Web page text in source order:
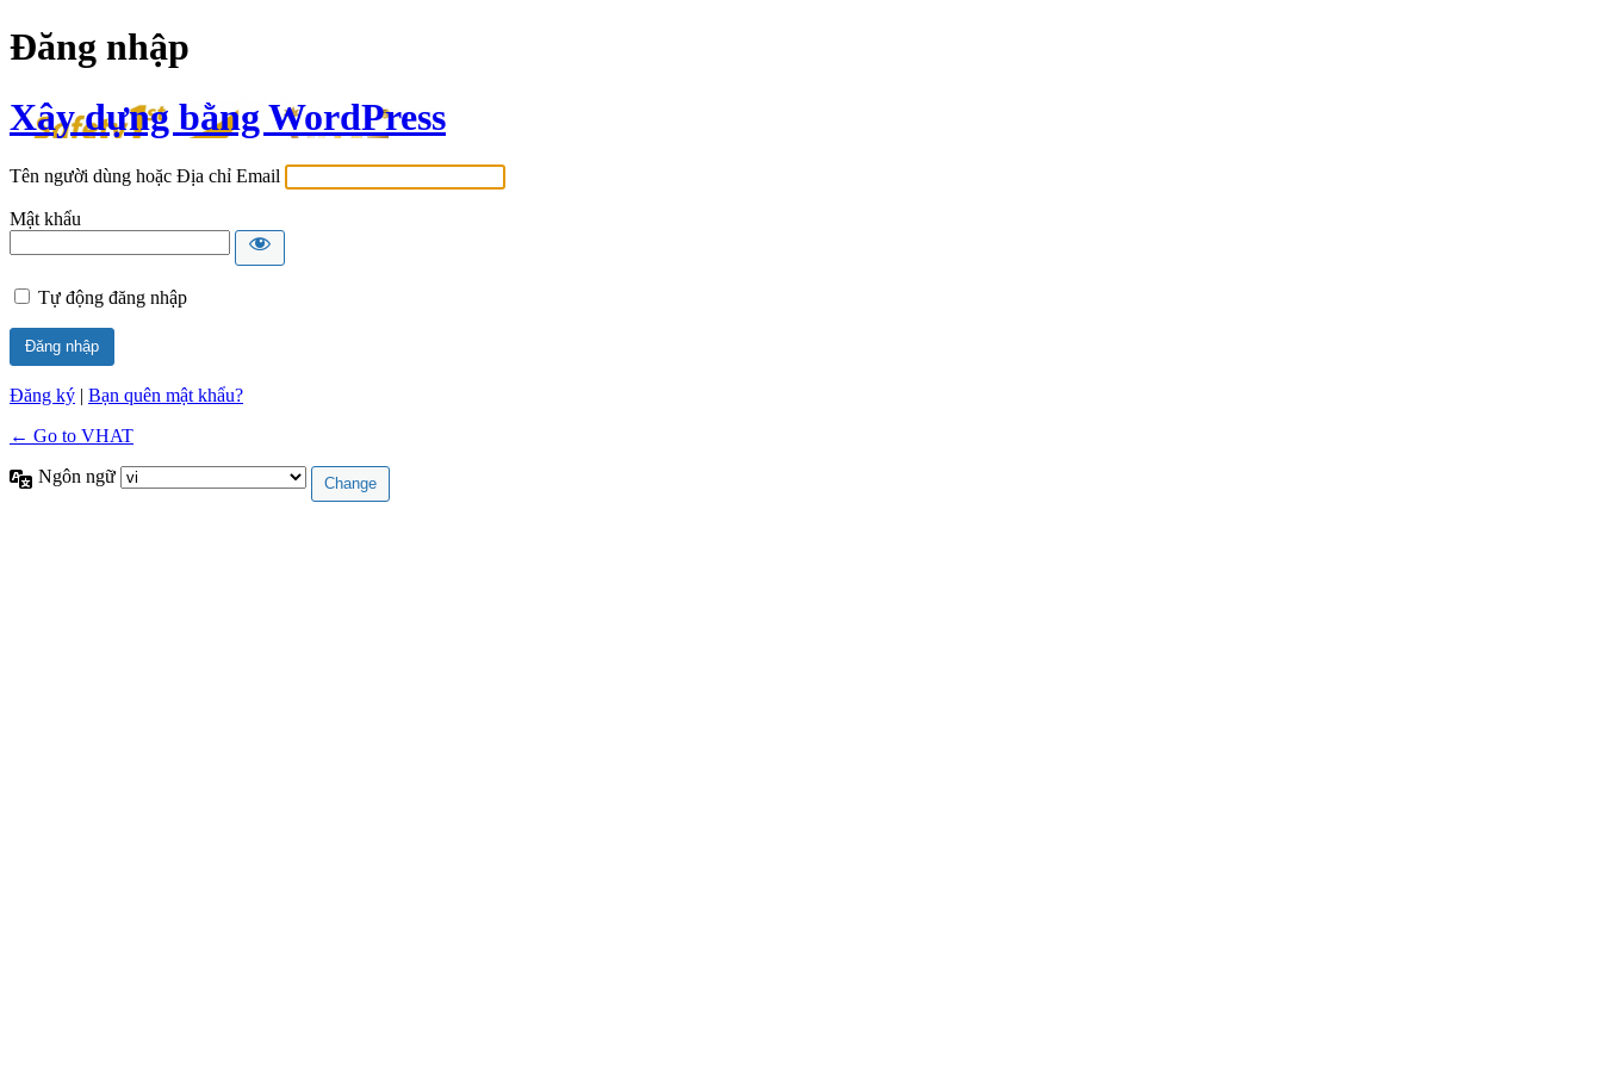
Đăng nhập
Xây dựng bằng WordPress
Tên người dùng hoặc Địa chỉ Email
Mật khẩu
Tự động đăng nhập
Đăng ký | Bạn quên mật khẩu?
← Go to VHAT
Ngôn ngữ